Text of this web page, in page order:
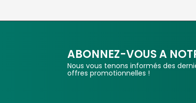
ABONNEZ-VOUS A
Nous vous tenons informés des
offres promotionnelles !